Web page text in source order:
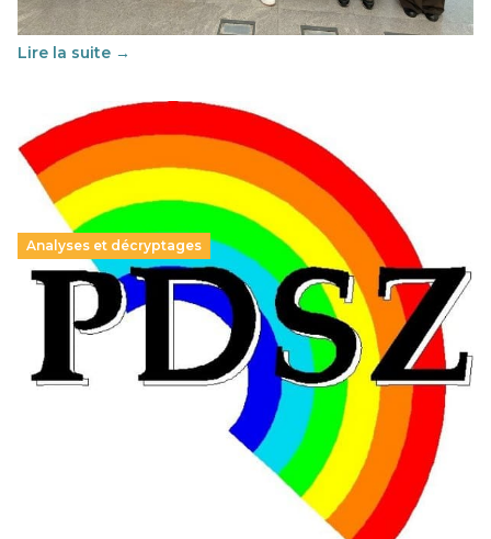
au vivre-ensemble : quelles différences entre la France…
Lire la suite →
Analyses et décryptages
Hongrie : du changement pour les politiques
éducatives, aussi !
25 juin 2026
En Hongrie, le conservateur Peter Magyar et son parti
Tisza "Respect et liberté" ont remporté une large victoire,
contre le premier ministre sortant, Viktor Orban,…